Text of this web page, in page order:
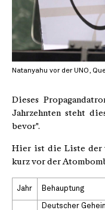
Natanyahu vor der UNO,
Dieses
Jahrzehnten steht
bevor".
Hier ist die Liste der
kurz vor der
Jahr Behauptung
Deutscher